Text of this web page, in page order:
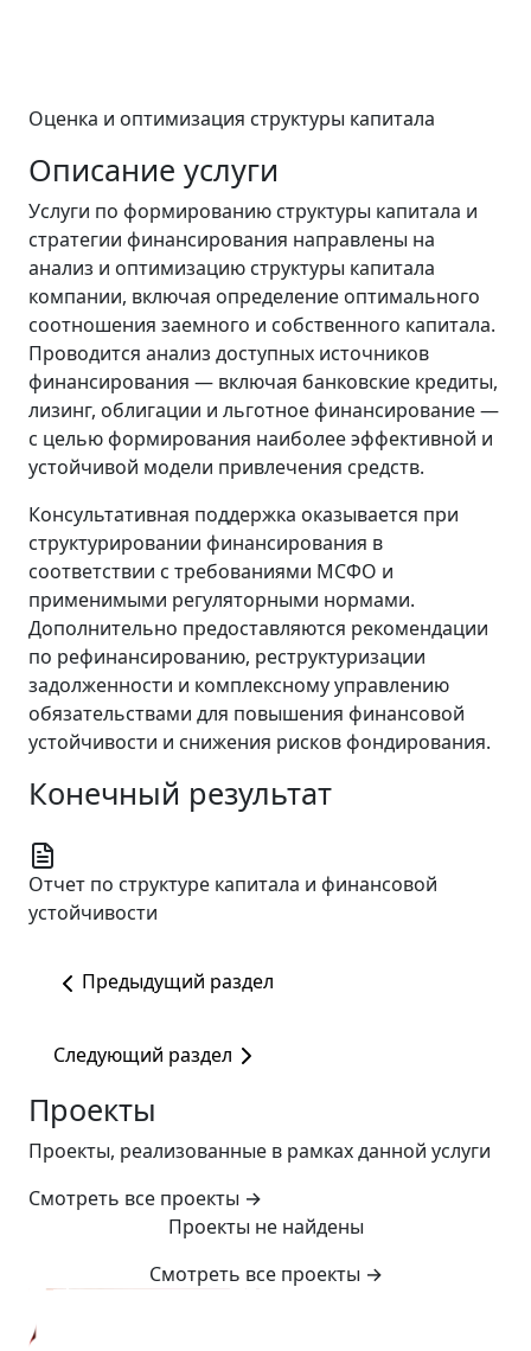
Оценка и оптимизация структуры капитала
Описание услуги
Услуги по формированию структуры капитала и
стратегии финансирования направлены на
анализ и оптимизацию структуры капитала
компании, включая определение оптимального
соотношения заемного и собственного капитала.
Проводится анализ доступных источников
финансирования — включая банковские кредиты,
лизинг, облигации и льготное финансирование —
с целью формирования наиболее эффективной и
устойчивой модели привлечения средств.
Консультативная поддержка оказывается при
структурировании финансирования в
соответствии с требованиями МСФО и
применимыми регуляторными нормами.
Дополнительно предоставляются рекомендации
по рефинансированию, реструктуризации
задолженности и комплексному управлению
обязательствами для повышения финансовой
устойчивости и снижения рисков фондирования.
Конечный результат
Отчет по структуре капитала и финансовой
устойчивости
Предыдущий раздел
Следующий раздел
Проекты
Проекты, реализованные в рамках данной услуги
Смотреть все проекты →
Проекты не найдены
Смотреть все проекты →